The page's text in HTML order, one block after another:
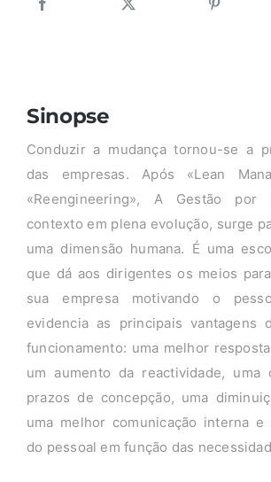
Sinopse
Conduzir a mudança tornou-se a
das empresas. Após «Lean
«Reengineering», A Gestão por
contexto em plena evolução, surge
uma dimensão humana. É uma
que dá aos dirigentes os meios
sua empresa motivando o
evidencia as principais vantagens
funcionamento: uma melhor
um aumento da reactividade, uma
prazos de concepção, uma
uma melhor comunicação interna e
do pessoal em função das